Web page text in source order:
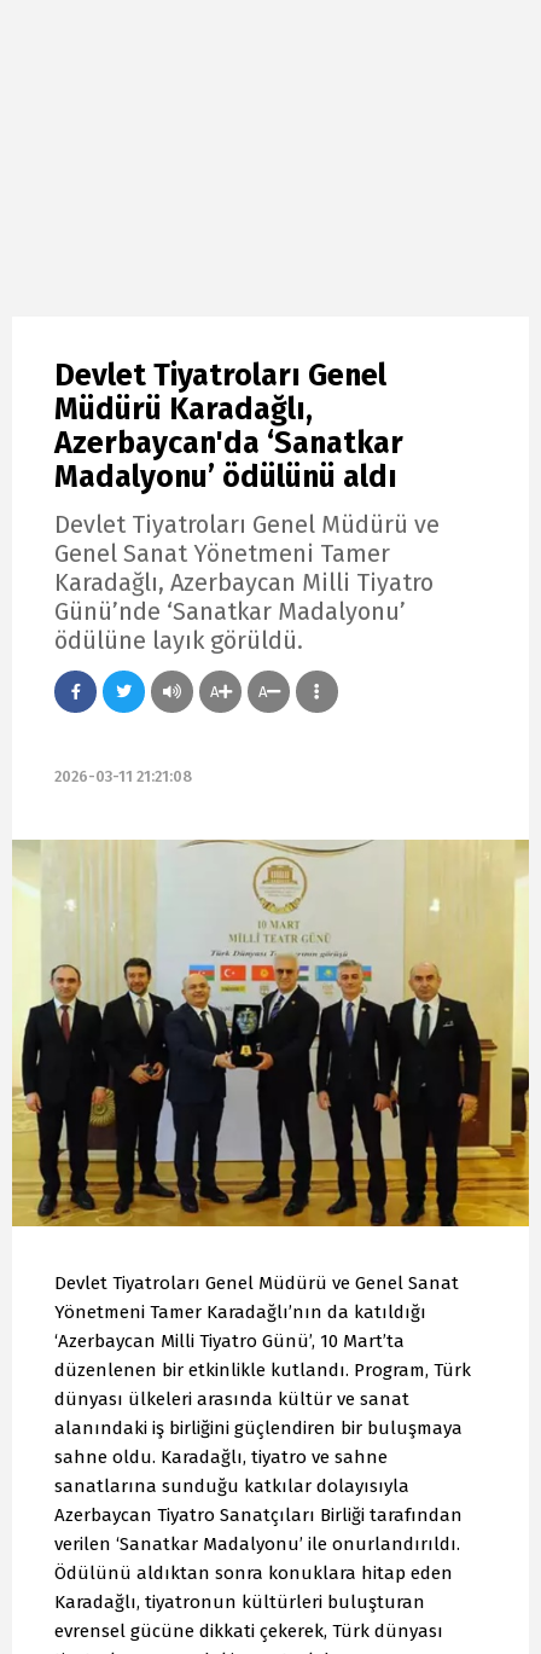
Devlet Tiyatroları Genel
Müdürü Karadağlı,
Azerbaycan'da ‘Sanatkar
Madalyonu’ ödülünü aldı
Devlet Tiyatroları Genel Müdürü ve
Genel Sanat Yönetmeni Tamer
Karadağlı, Azerbaycan Milli Tiyatro
Günü’nde ‘Sanatkar Madalyonu’
ödülüne layık görüldü.
A A
2026-03-11 21:21:08
Devlet Tiyatroları Genel Müdürü ve Genel Sanat
Yönetmeni Tamer Karadağlı’nın da katıldığı
‘Azerbaycan Milli Tiyatro Günü’, 10 Mart’ta
düzenlenen bir etkinlikle kutlandı. Program, Türk
dünyası ülkeleri arasında kültür ve sanat
alanındaki iş birliğini güçlendiren bir buluşmaya
sahne oldu. Karadağlı, tiyatro ve sahne
sanatlarına sunduğu katkılar dolayısıyla
Azerbaycan Tiyatro Sanatçıları Birliği tarafından
verilen ‘Sanatkar Madalyonu’ ile onurlandırıldı.
Ödülünü aldıktan sonra konuklara hitap eden
Karadağlı, tiyatronun kültürleri buluşturan
evrensel gücüne dikkati çekerek, Türk dünyası